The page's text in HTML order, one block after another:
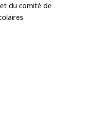
du comité de